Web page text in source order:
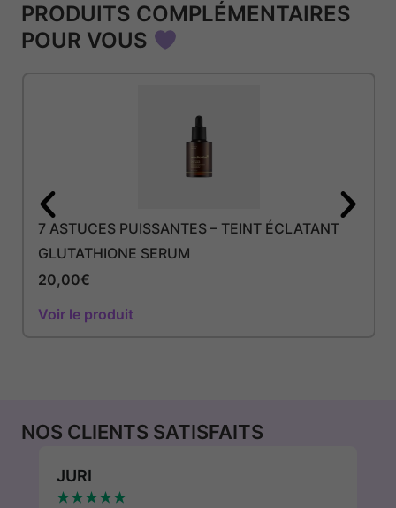
PRODUITS COMPLÉMENTAIRES
POUR VOUS
7 ASTUCES PUISSANTES – TEINT ÉCLATANT
GLUTATHIONE SERUM
20,00€
Voir le produit
NOS CLIENTS SATISFAITS
JURI
★★★★★